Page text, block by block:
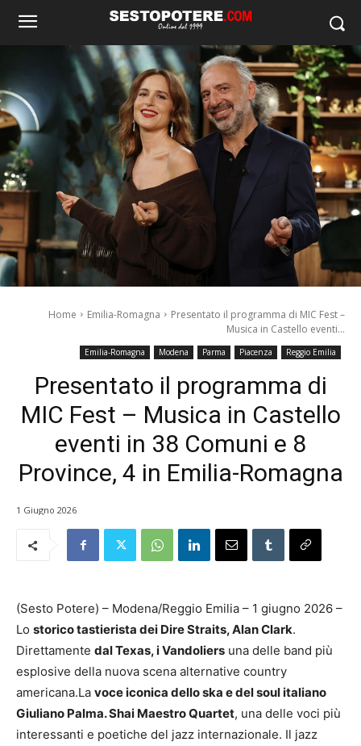
Home Emilia-Romagna
Presentato il programma di MIC Fest –
Musica in Castello eventi...
Emilia-Romagna Modena Parma Piacenza Reggio Emilia
Presentato il programma di
MIC Fest – Musica in Castello
eventi in 38 Comuni e 8
Province, 4 in Emilia-Romagna
1 Giugno 2026
(Sesto Potere) – Modena/Reggio Emilia – 1 giugno 2026 –
Lo storico tastierista dei Dire Straits, Alan Clark.
Direttamente dal Texas, i Vandoliers una delle band più
esplosive della nuova scena alternative country
americana.La voce iconica dello ska e del soul italiano
Giuliano Palma. Shai Maestro Quartet, una delle voci più
interessanti e poetiche del jazz internazionale. Il jazz